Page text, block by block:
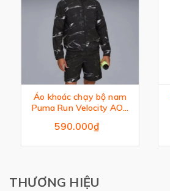
Áo khoác chạy bộ nam
Puma Run Velocity AOP
590.000₫
THƯƠNG HIỆU